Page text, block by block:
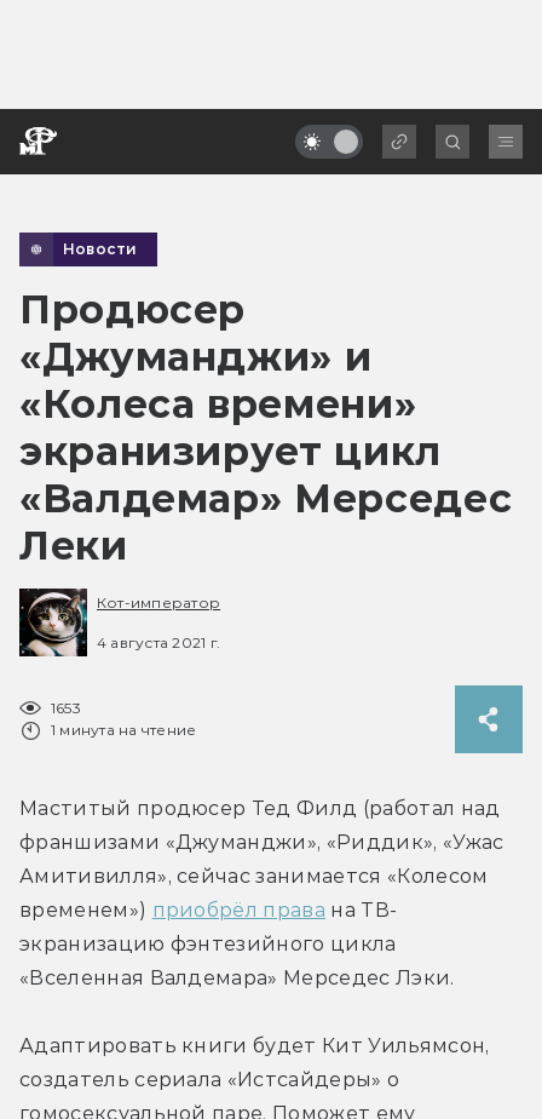
Новости
Продюсер
«Джуманджи» и
«Колеса времени»
экранизирует цикл
«Валдемар» Мерседес
Леки
Кот-император
4 августа 2021 г.
1653
1 минута на чтение
Маститый продюсер Тед Филд (работал над
франшизами «Джуманджи», «Риддик», «Ужас
Амитивилля», сейчас занимается «Колесом
временем») приобрёл права на ТВ-
экранизацию фэнтезийного цикла
«Вселенная Валдемара» Мерседес Лэки.
Адаптировать книги будет Кит Уильямсон,
создатель сериала «Истсайдеры» о
гомосексуальной паре. Поможет ему